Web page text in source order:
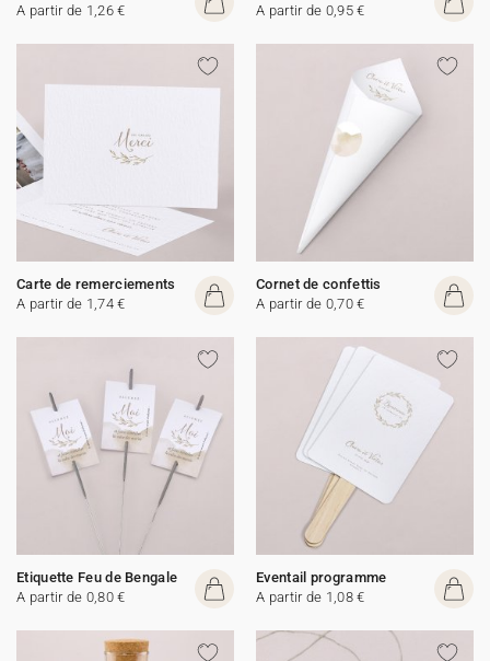
A partir de 1,26 €
A partir de 0,95 €
Carte de remerciements
A partir de 1,74 €
Cornet de confettis
A partir de 0,70 €
Etiquette Feu de Bengale
A partir de 0,80 €
Eventail programme
A partir de 1,08 €